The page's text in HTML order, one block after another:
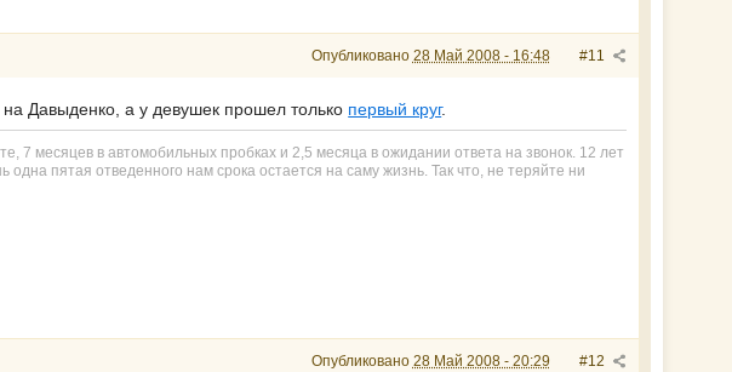
#11
Опубликовано 28 Май 2008 - 16:48
Давыденко, а у девушек прошел только первый круг.
7 месяцев в автомобильных пробках и 2,5 месяца в ожидании ответа на звонок. 12 лет
пятая отведенного нам срока остается на саму жизнь. Так что, не теряйте ни
#12
Опубликовано 28 Май 2008 - 20:29